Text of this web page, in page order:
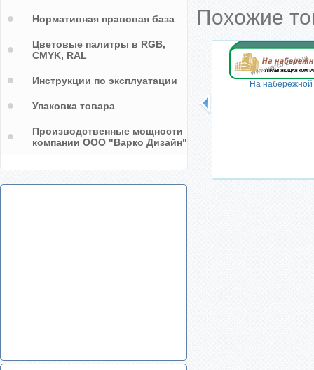
Похожие
Парковка и стоянка у столбов
На набережной
Нормативная правовая база
Цветовые палитры в RGB,
CMYK, RAL
Инструкции по эксплуатации
Упаковка товара
Производственные мощности
компании ООО "Варко Дизайн"